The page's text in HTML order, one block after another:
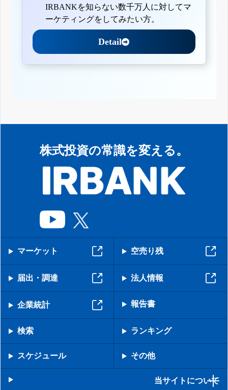
IRBANKを知らない数千万人に対してマ
ーケティングをしてみたい方。
Detail
株式投資の常識を変える。
マーケット 空売り残
届出・調達 法人情報
企業統計 報告書
検索 ランキング
スケジュール その他
当サイトについて